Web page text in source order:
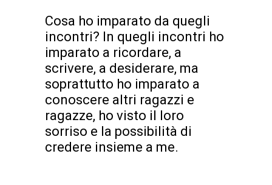
Cosa ho imparato da quegli
incontri? In quegli incontri ho
imparato a ricordare, a
scrivere, a desiderare, ma
soprattutto ho imparato a
conoscere altri ragazzi e
ragazze, ho visto il loro
sorriso e la possibilità di
credere insieme a me.